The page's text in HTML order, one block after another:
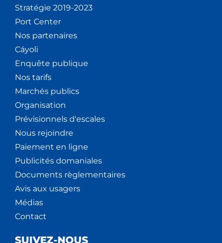
Stratégie 2019-2023
Port Center
Nos partenaires
Cáyoli
Enquête publique
Nos tarifs
Marchés publics
Organisation
Prévisionnels d'escales
Nous rejoindre
Paiement en ligne
Publicités domaniales
Documents règlementaires
Avis aux usagers
Médias
Contact
SUIVEZ-NOUS